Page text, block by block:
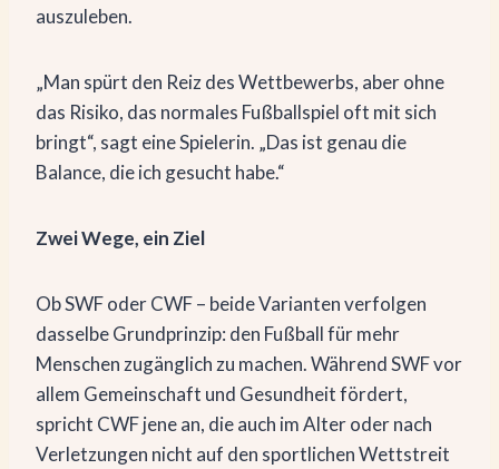
auszuleben.
„Man spürt den Reiz des Wettbewerbs, aber ohne
das Risiko, das normales Fußballspiel oft mit sich
bringt“, sagt eine Spielerin. „Das ist genau die
Balance, die ich gesucht habe.“
Zwei Wege, ein Ziel
Ob SWF oder CWF – beide Varianten verfolgen
dasselbe Grundprinzip: den Fußball für mehr
Menschen zugänglich zu machen. Während SWF vor
allem Gemeinschaft und Gesundheit fördert,
spricht CWF jene an, die auch im Alter oder nach
Verletzungen nicht auf den sportlichen Wettstreit